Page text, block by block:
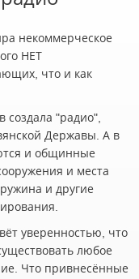
некоммерческое
НЕТ
что и как
"радио",
Державы. А в
и общинные
и места
и другие
уверенностью, что
любое
Что привнесённые